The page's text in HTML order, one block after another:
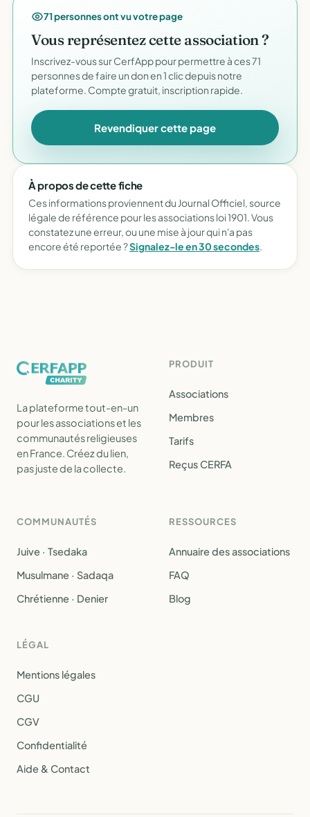
71 personnes ont vu votre page
Vous représentez cette association ?
Inscrivez-vous sur CerfApp pour permettre à ces 71
personnes de faire un don en 1 clic depuis notre
plateforme. Compte gratuit, inscription rapide.
Revendiquer cette page
À propos de cette fiche
Ces informations proviennent du Journal Officiel, source
légale de référence pour les associations loi 1901. Vous
constatez une erreur, ou une mise à jour qui n'a pas
encore été reportée ?Signalez-le en 30 secondes.
La plateforme tout-en-un
pour les associations et les
communautés religieuses
en France. Créez du lien,
pas juste de la collecte.
PRODUIT
Associations
Membres
Tarifs
Reçus CERFA
COMMUNAUTÉS
Juive · Tsedaka
Musulmane · Sadaqa
Chrétienne · Denier
RESSOURCES
Annuaire des associations
FAQ
Blog
LÉGAL
Mentions légales
CGU
CGV
Confidentialité
Aide & Contact